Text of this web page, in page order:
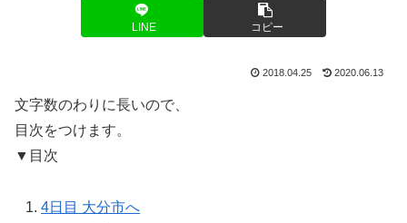
LINE コピー
2018.04.25 2020.06.13
文字数のわりに長いので、
目次をつけます。
▼目次
4日目 大分市へ